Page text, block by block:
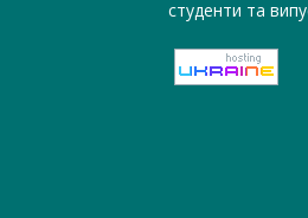
студенти та